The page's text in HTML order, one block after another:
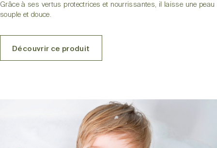
Grâce à ses vertus protectrices et nourrissantes, il laisse une peau
souple et douce.
Découvrir ce produit